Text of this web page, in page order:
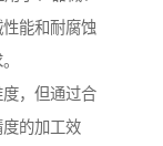
能和耐腐蚀
，但通过合
的加工效